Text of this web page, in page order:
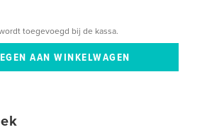
toegevoegd bij de kassa.